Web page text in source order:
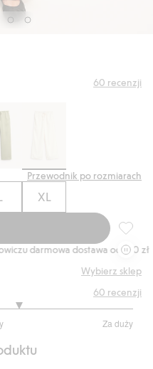
60 recenzji
Przewodnik po rozmiarach
XL
darmowa dostawa od 150 zł
Wybierz sklep
Za duży
60 recenzji